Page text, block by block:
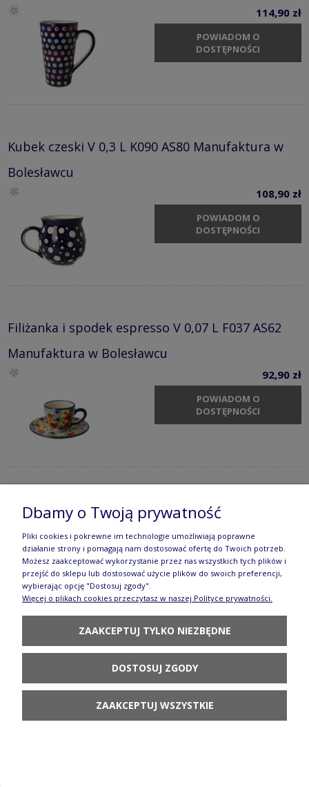
114,90 zł
POWIADOM O
DOSTĘPNOŚCI
Kubek czeski V 0,3 L K090 AS80 Manufaktura w
Bolesławcu
108,90 zł
POWIADOM O
DOSTĘPNOŚCI
Filiżanka i spodek espresso V 0,07 L F037 AS62
Manufaktura w Bolesławcu
92,90 zł
POWIADOM O
DOSTĘPNOŚCI
Filiżanka i spodek espresso V 0,07 L F037 AS79
Manufaktura w Bolesławcu
92,90 zł
POWIADOM O
Filiżanka i spodek espresso V 0,07 L F037 AS80
Manufaktura w Bolesławcu
Dbamy o Twoją prywatność
Pliki cookies i pokrewne im technologie umożliwiają poprawne
działanie strony i pomagają nam dostosować ofertę do Twoich potrzeb.
Możesz zaakceptować wykorzystanie przez nas wszystkich tych plików i
przejść do sklepu lub dostosować użycie plików do swoich preferencji,
wybierając opcję "Dostosuj zgody".
Więcej o plikach cookies przeczytasz w naszej Polityce prywatności.
ZAAKCEPTUJ TYLKO NIEZBĘDNE
DOSTOSUJ ZGODY
ZAAKCEPTUJ WSZYSTKIE